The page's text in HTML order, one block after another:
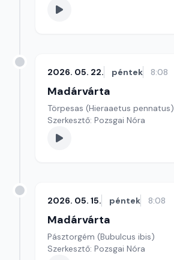
2026. 05. 22. péntek 8:08
Madárvárta
Törpesas (Hieraaetus pennatus)
Szerkesztő: Pozsgai Nóra
2026. 05. 15. péntek 8:08
Madárvárta
Pásztorgém (Bubulcus ibis)
Szerkesztő: Pozsgai Nóra